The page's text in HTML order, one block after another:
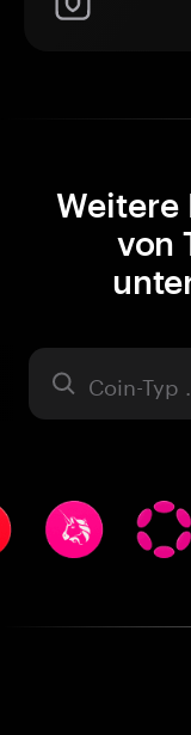
Weitere
von
Asset